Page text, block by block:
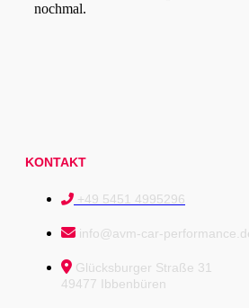
nochmal.
KONTAKT
+49 5451 4995296
info@avm-car-
Glücksburger Straße 31
49477 Ibbenbüren